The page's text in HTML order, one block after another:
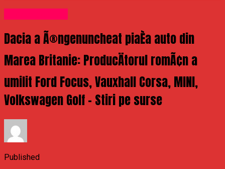
Dacia a Ã®ngenuncheat piaÈa auto din
Marea Britanie: ProducÄtorul romÃ¢n a
umilit Ford Focus, Vauxhall Corsa, MINI,
Volkswagen Golf – Stiri pe surse
Published